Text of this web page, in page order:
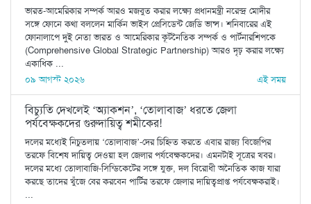
ভারত-আমেরিকার সম্পর্ক আরও মজবুত করার লক্ষ্যে প্রধানমন্ত্রী নরেন্দ্র মোদীর
সঙ্গে ফোনে কথা বললেন মার্কিন ভাইস প্রেসিডেন্ট জেডি ভান্স। শনিবারের এই
ফোনালাপে দুই নেতা ভারত ও আমেরিকার কূটনৈতিক সম্পর্ক ও পার্টনারশিপকে
(Comprehensive Global Strategic Partnership) আরও দৃঢ় করার লক্ষ্যে
একাধিক ...
০৯ আগস্ট ২০২৬
এই সময়
বিচ্যুতি দেখলেই ‘অ্যাকশন’, ‘তোলাবাজ’ ধরতে জেলা
পর্যবেক্ষকদের গুরুদায়িত্ব শমীকের!
দলের মধ্যেই নিচুতলায় ‘তোলাবাজ’-দের চিহ্নিত করতে এবার রাজ্য বিজেপির
তরফে বিশেষ দায়িত্ব দেওয়া হল জেলার পর্যবেক্ষকদের। এমনটাই সূত্রের খবর।
দলের মধ্যে তোলাবাজি-সিন্ডিকেটের সঙ্গে যুক্ত, দল বিরোধী অনৈতিক কাজ যারা
করছে তাদের খুঁজে বের করবেন পার্টির তরফে জেলার দায়িত্বপ্রাপ্ত পর্যবেক্ষকরাই।
...